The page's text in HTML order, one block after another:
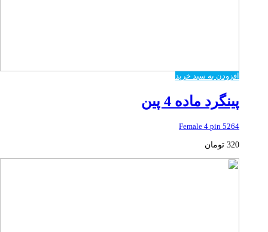
افزودن به سبد خرید
پینگرد ماده 4 پین
5264 Female 4 pin
320 تومان